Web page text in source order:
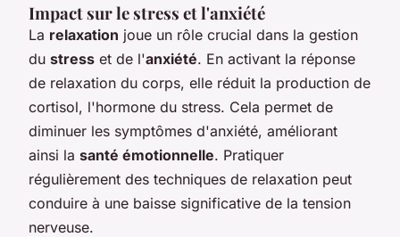
Impact sur le stress et l'anxiété
La relaxation joue un rôle crucial dans la gestion
du stress et de l'anxiété. En activant la réponse
de relaxation du corps, elle réduit la production de
cortisol, l'hormone du stress. Cela permet de
diminuer les symptômes d'anxiété, améliorant
ainsi la santé émotionnelle. Pratiquer
régulièrement des techniques de relaxation peut
conduire à une baisse significative de la tension
nerveuse.